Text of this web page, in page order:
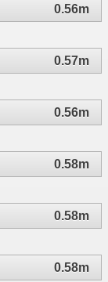
0.56m
0.57m
0.56m
0.58m
0.58m
0.58m